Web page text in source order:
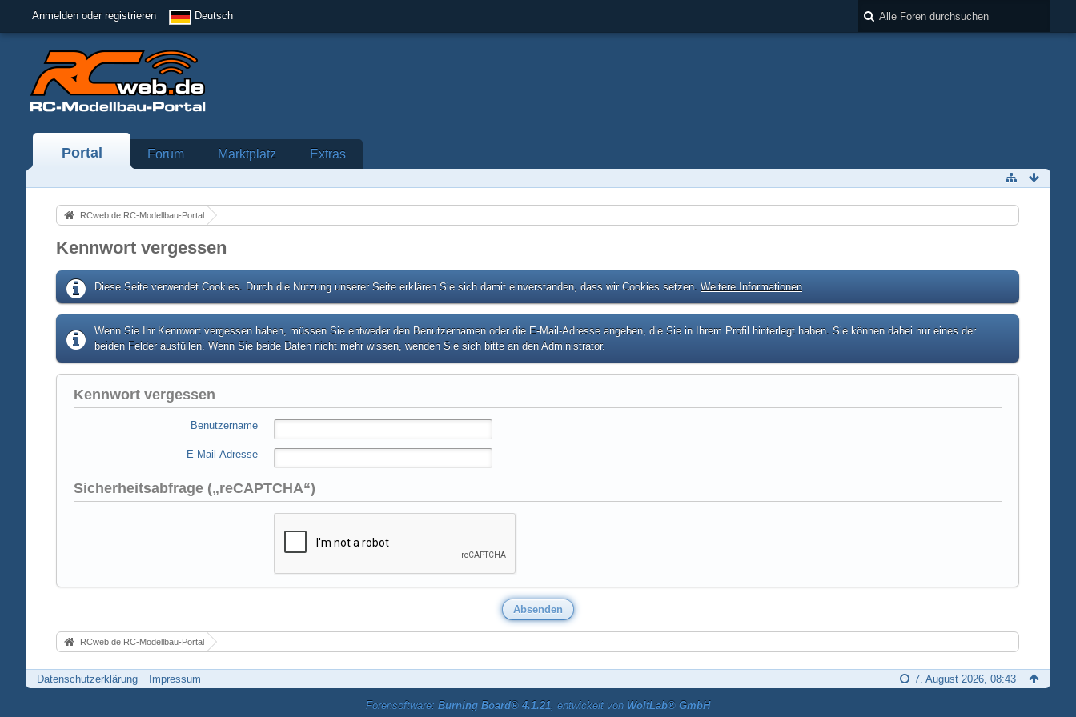
Anmelden oder registrieren Deutsch
Portal Forum Marktplatz Extras
RCweb.de RC-Modellbau-Portal
Kennwort vergessen
Diese Seite verwendet Cookies. Durch die Nutzung unserer Seite erklären Sie sich damit einverstanden, dass wir Cookies setzen. Weitere Informationen
Wenn Sie Ihr Kennwort vergessen haben, müssen Sie entweder den Benutzernamen oder die E-Mail-Adresse angeben, die Sie in Ihrem Profil hinterlegt haben. Sie können dabei nur eines der
beiden Felder ausfüllen. Wenn Sie beide Daten nicht mehr wissen, wenden Sie sich bitte an den Administrator.
Kennwort vergessen
Benutzername
E-Mail-Adresse
Sicherheitsabfrage („reCAPTCHA“)
RCweb.de RC-Modellbau-Portal
Datenschutzerklärung Impressum 7. August 2026, 08:43
Forensoftware: Burning Board® 4.1.21, entwickelt von WoltLab® GmbH